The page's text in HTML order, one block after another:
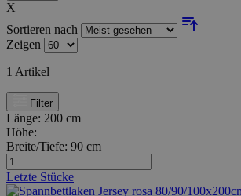
X
Sortieren nach
Zeigen
1 Artikel
Filter
Länge: 200 cm
Höhe:
Breite/Tiefe: 90 cm
Letzte Stücke